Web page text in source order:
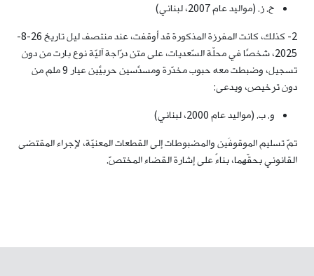
ح. ز. (مواليد عام 2007، لبناني)
2- كذلك، كانت المفرزة المذكورة قد أوقفت، عند منتصف ليل تاريخ 26-8-
2025، شخصًا في محلّة السّعديات، على متن درّاجة آليّة نوع بارت من دون
تسجيل، وضبطت معه حبوب مخدّرة ومسدّسَين حربيّيَن عيار 9 ملم من
دون ترخيص، ويدعى:
و. ب. (مواليد عام 2000، لبناني)
تمّ تسليم الموقوفَين والمضبوطات إلى القطعات المعنيّة، لإجراء المقتضى
القانوني بحقّهما، بناءً على إشارة القضاء المختصّ.